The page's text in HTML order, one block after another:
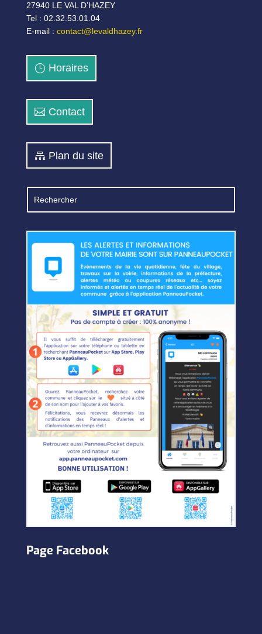
27940 LE VAL D’HAZEY
Tel : 02.32.53.01.04
E-mail : contact@levaldhazey.fr
Horaires
Contact
Plan du site
Page Facebook